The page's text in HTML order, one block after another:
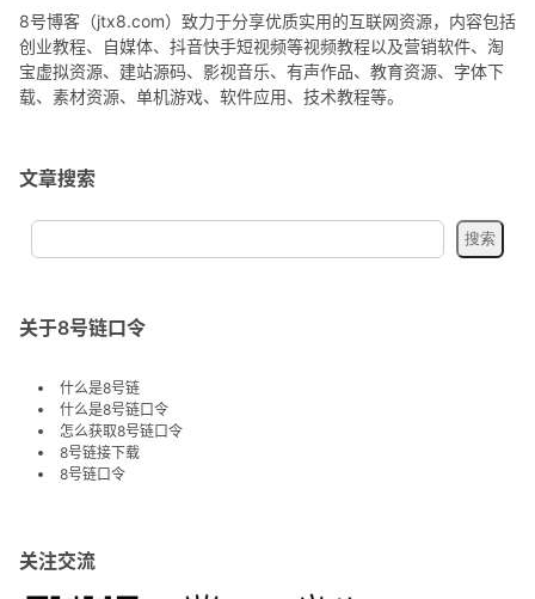
8号博客（jtx8.com）致力于分享优质实用的互联网资源，内容包括
创业教程、自媒体、抖音快手短视频等视频教程以及营销软件、淘
宝虚拟资源、建站源码、影视音乐、有声作品、教育资源、字体下
载、素材资源、单机游戏、软件应用、技术教程等。
文章搜索
关于8号链口令
什么是8号链
什么是8号链口令
怎么获取8号链口令
8号链接下载
8号链口令
关注交流